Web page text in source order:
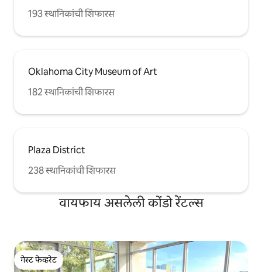
193 स्थानिकांची शिफारस
Oklahoma City Museum of Art
182 स्थानिकांची शिफारस
Plaza District
238 स्थानिकांची शिफारस
वायफाय असलेली कोंडो रेंटल्स
गेस्ट फेव्हरेट
गेस्ट फेव्हरेट